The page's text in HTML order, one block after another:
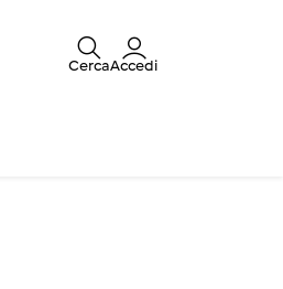
CercaAccedi